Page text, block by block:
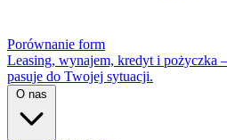
Porównanie form
Leasing, wynajem, kredyt i pożyczka
pasuje do Twojej sytuacji.
O nas